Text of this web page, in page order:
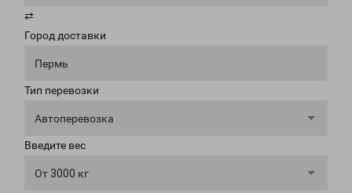
⇄
Город доставки
Пермь
Тип перевозки
Автоперевозка
Введите вес
От 3000 кг